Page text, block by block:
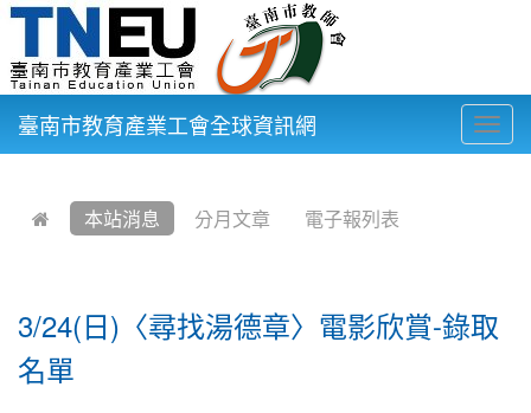
臺南市教育產業工會全球資訊網
本站消息 分月文章 電子報列表
3/24(日)〈尋找湯德章〉電影欣賞-錄取
名單